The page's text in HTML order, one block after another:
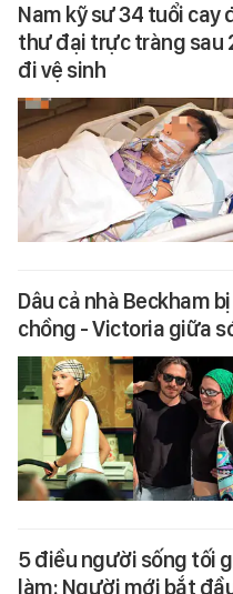
Nam kỹ sư 34 tuổi cay
thư đại trực tràng sau
đi vệ sinh
Dâu cả nhà Beckham
chồng - Victoria giữa
5 điều người sống tối
làm: Người mới bắt